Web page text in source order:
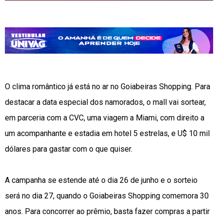
O clima romântico já está no ar no Goiabeiras Shopping. Para
destacar a data especial dos namorados, o mall vai sortear,
em parceria com a CVC, uma viagem a Miami, com direito a
um acompanhante e estadia em hotel 5 estrelas, e U$ 10 mil
dólares para gastar com o que quiser.
A campanha se estende até o dia 26 de junho e o sorteio
será no dia 27, quando o Goiabeiras Shopping comemora 30
anos. Para concorrer ao prêmio, basta fazer compras a partir